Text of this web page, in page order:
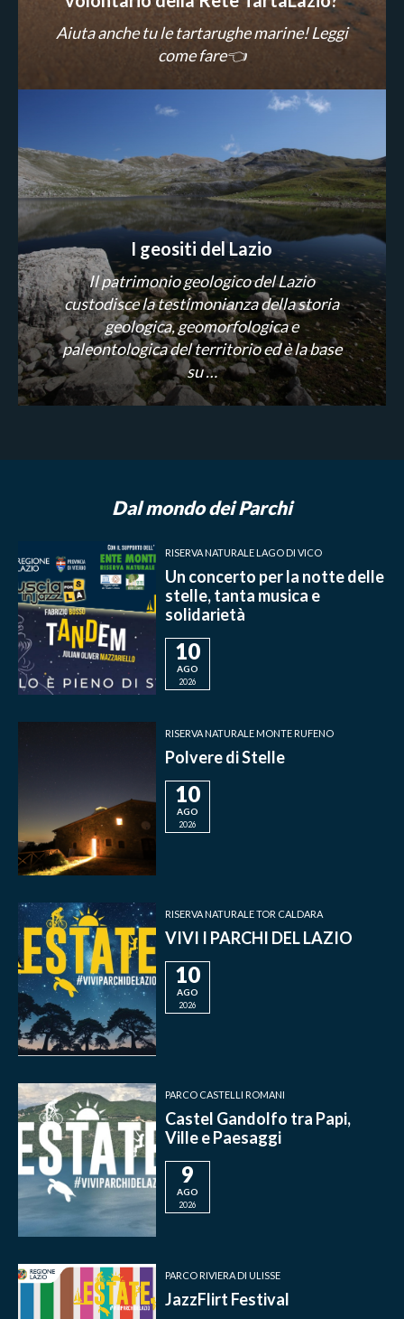
Aiuta anche tu le tartarughe marine! Leggi
come fare👈
I geositi del Lazio
Il patrimonio geologico del Lazio
custodisce la testimonianza della storia
geologica, geomorfologica e
paleontologica del territorio ed è la base
su …
Dal mondo dei Parchi
RISERVA NATURALE LAGO DI VICO
Un concerto per la notte delle
stelle, tanta musica e
solidarietà
10
AGO
2026
RISERVA NATURALE MONTE RUFENO
Polvere di Stelle
10
AGO
2026
RISERVA NATURALE TOR CALDARA
VIVI I PARCHI DEL LAZIO
10
AGO
2026
PARCO CASTELLI ROMANI
Castel Gandolfo tra Papi,
Ville e Paesaggi
9
AGO
2026
PARCO RIVIERA DI ULISSE
JazzFlirt Festival